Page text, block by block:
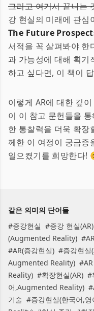
그리고 여기서 끝나는
강 현실의 미래에 관심
The Future
서적을 꼭 살펴봐야 한
과 가능성에 대해 획기
하고 싶다면, 이 책이
이렇게 AR에 대한 깊
이 이 참고 문헌들을
한 통찰력을 더욱 확장
께한 이 여정이 궁금증
일으켰기를 희망한다!
같은 의미의 단어들
#증강현실 #증강 현실(AR)
(Augmented Reality) #
#AR(증강현실) #증강현
Augmented Reality) #
Reality) #확장현실(AR) #
어,Augmented Reality) #
기술 #증강현실(한국어,영